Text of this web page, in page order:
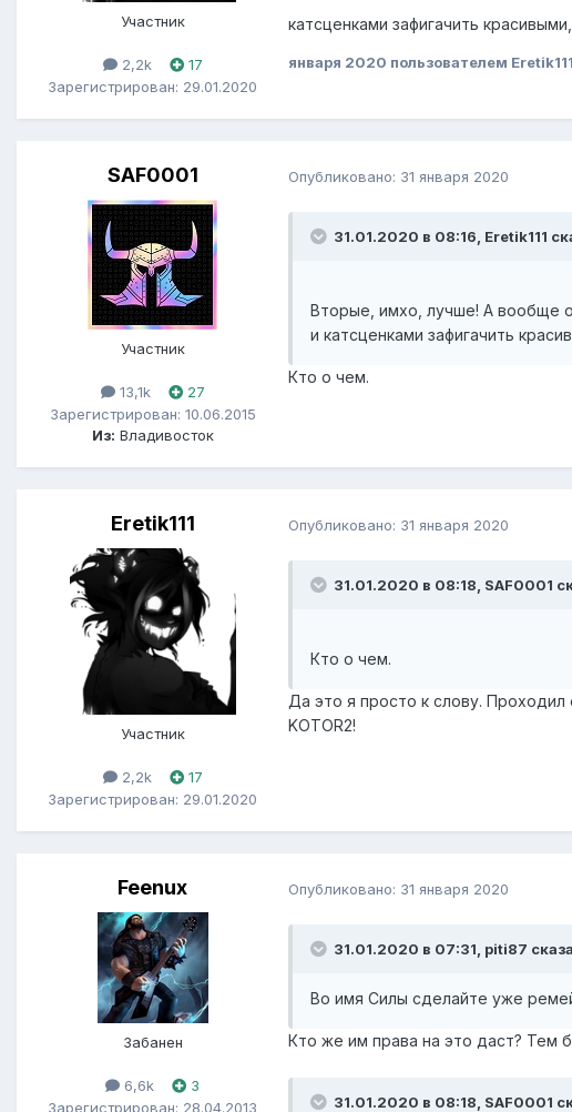
Участник
2,2k
17
Зарегистрирован: 29.01.2020
катсценками зафигачить
января 2020 пользователем Eretik111
SAF0001
Участник
13,1k
27
Зарегистрирован: 10.06.2015
Из: Владивосток
Опубликовано: 31 января 2020
31.01.2020 в 08:16, Eretik111
Вторые, имхо, лучше! А вообще
и катсценками зафигачить
Кто о чем.
Eretik111
Участник
2,2k
17
Зарегистрирован: 29.01.2020
Опубликовано: 31 января 2020
31.01.2020 в 08:18, SAF0001
Кто о чем.
Да это я просто к слову. Проходил
KOTOR2!
Feenux
Забанен
6,6k
3
Зарегистрирован: 28.04.2013
Опубликовано: 31 января 2020
31.01.2020 в 07:31, piti87
Во имя Силы сделайте уже
Кто же им права на это даст? Тем
31.01.2020 в 08:18, SAF0001